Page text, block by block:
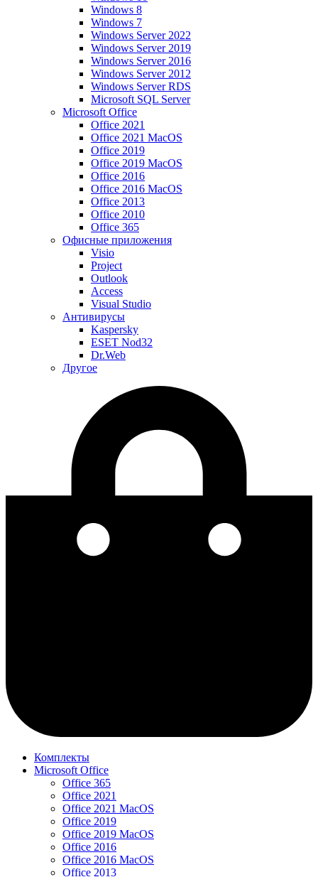
Windows 8
Windows 7
Windows Server 2022
Windows Server 2019
Windows Server 2016
Windows Server 2012
Windows Server RDS
Microsoft SQL Server
Microsoft Office
Office 2021
Office 2021 MacOS
Office 2019
Office 2019 MacOS
Office 2016
Office 2016 MacOS
Office 2013
Office 2010
Office 365
Офисные приложения
Visio
Project
Outlook
Access
Visual Studio
Антивирусы
Kaspersky
ESET Nod32
Dr.Web
Другое
Комплекты
Microsoft Office
Office 365
Office 2021
Office 2021 MacOS
Office 2019
Office 2019 MacOS
Office 2016
Office 2016 MacOS
Office 2013